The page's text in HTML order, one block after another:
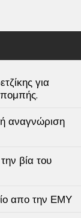
για
αναγνώριση
βία του
απο την ΕΜΥ